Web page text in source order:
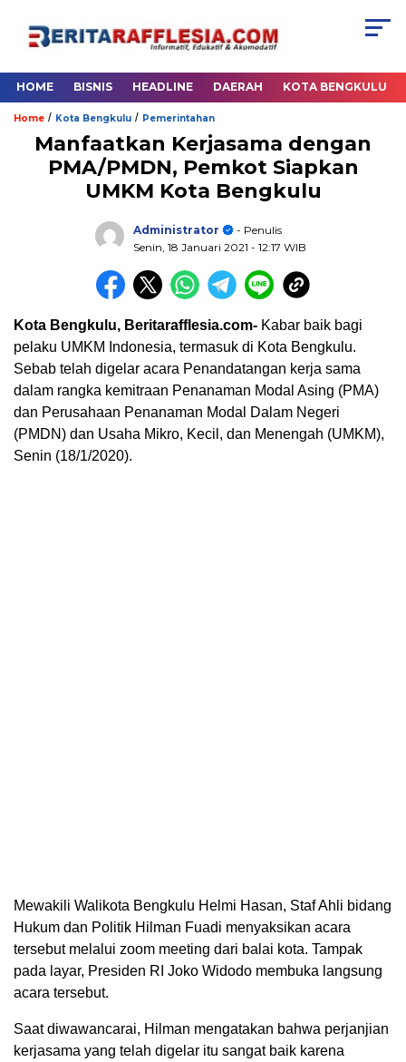
HOME BISNIS HEADLINE DAERAH KOTA BENGKULU
Home / Kota Bengkulu / Pemerintahan
Manfaatkan Kerjasama dengan
PMA/PMDN, Pemkot Siapkan
UMKM Kota Bengkulu
Administrator
- Penulis
Senin, 18 Januari 2021 - 12:17 WIB
Kota Bengkulu, Beritarafflesia.com- Kabar baik bagi
pelaku UMKM Indonesia, termasuk di Kota Bengkulu.
Sebab telah digelar acara Penandatangan kerja sama
dalam rangka kemitraan Penanaman Modal Asing (PMA)
dan Perusahaan Penanaman Modal Dalam Negeri
(PMDN) dan Usaha Mikro, Kecil, dan Menengah (UMKM),
Senin (18/1/2020).
Mewakili Walikota Bengkulu Helmi Hasan, Staf Ahli bidang
Hukum dan Politik Hilman Fuadi menyaksikan acara
tersebut melalui zoom meeting dari balai kota. Tampak
pada layar, Presiden RI Joko Widodo membuka langsung
acara tersebut.
Saat diwawancarai, Hilman mengatakan bahwa perjanjian
kerjasama yang telah digelar itu sangat baik karena